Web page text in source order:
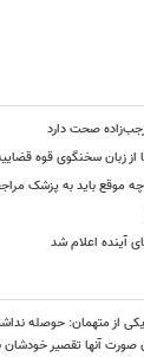
صحت دارد
زبان سخنگوی قوه
موقع باید به پزشک
آینده اعلام شد
آنها تقصیر خودشان